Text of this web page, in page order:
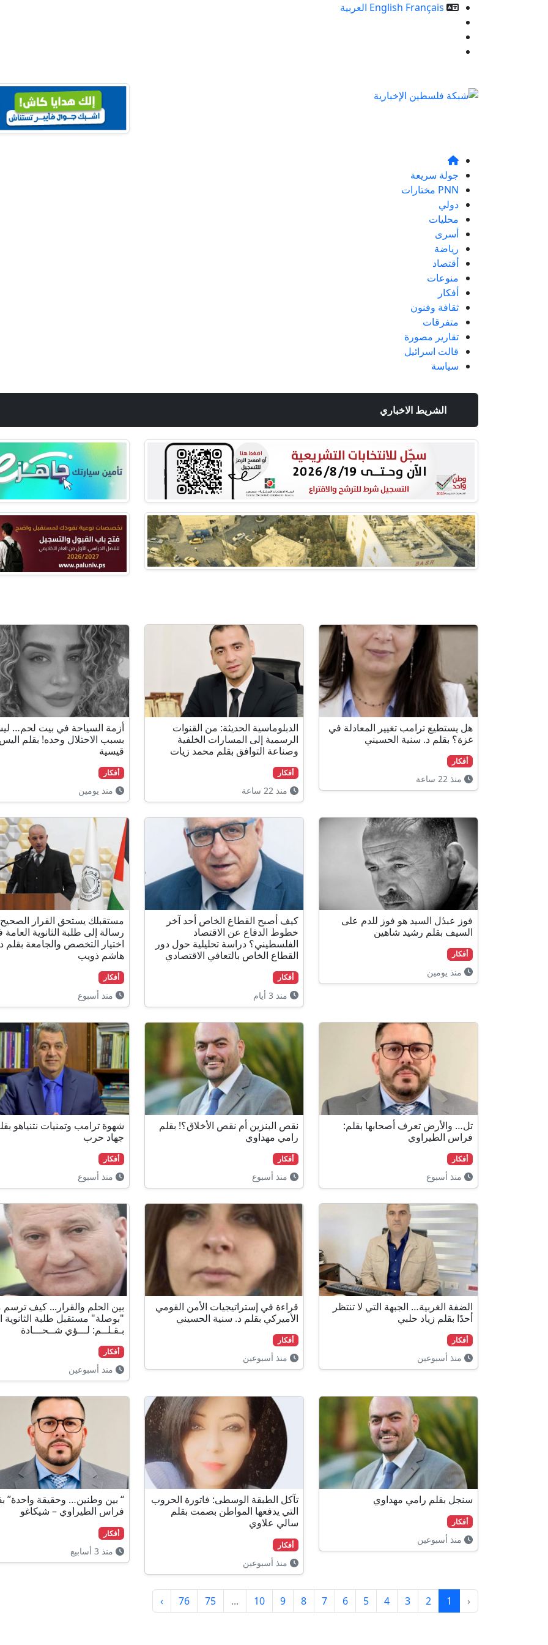
English Français
العربية
جولة سريعة
PNN مختارات
دولي
محليات
أسرى
رياضة
أقتصاد
منوعات
أفكار
ثقافة وفنون
متفرقات
تقارير مصورة
قالت اسرائيل
سياسة
الشريط الاخباري
هل يستطيع ترامب تغيير المعادلة في
غزة؟ بقلم د. سنية الحسيني
أفكار
منذ 22 ساعة
الدبلوماسية الحديثة: من القنوات
الرسمية إلى المسارات الخلفية
وصناعة التوافق بقلم محمد زيات
أفكار
منذ 22 ساعة
أزمة السياحة في بيت لحم…
بسبب الاحتلال وحده! بقلم
قيسية
أفكار
منذ يومين
فوز عبدٔل السيد هو فوز للدم على
السيف بقلم رشيد شاهين
أفكار
منذ يومين
كيف أصبح القطاع الخاص أحد آخر
خطوط الدفاع عن الاقتصاد
الفلسطيني؟ دراسة تحليلية حول دور
القطاع الخاص بالتعافي الاقتصادي
أفكار
منذ 3 أيام
مستقبلك يستحق القرار
رسالة إلى طلبة الثانوية
اختيار التخصص والجامعة بقلم
هاشم ذويب
أفكار
منذ أسبوع
تل… والأرض تعرف أصحابها بقلم:
فراس الطيراوي
أفكار
منذ أسبوع
نقص البنزين أم نقص الأخلاق؟! بقلم
رامي مهداوي
أفكار
منذ أسبوع
شهوة ترامب وتمنيات نتنياهو
جهاد حرب
أفكار
منذ أسبوع
الضفة الغربية… الجبهة التي لا تنتظر
أحدًا بقلم زياد حلبي
أفكار
منذ أسبوعين
قراءة في إستراتيجيات الأمن القومي
الأميركي بقلم د. سنية الحسيني
أفكار
منذ أسبوعين
بين الحلم والقرار... كيف
"بوصلة" مستقبل طلبة الثانوية
بـقـلــم: لـــؤي شــحـــادة
أفكار
منذ أسبوعين
سنجل بقلم رامي مهداوي
أفكار
منذ أسبوعين
تآكل الطبقة الوسطى: فاتورة الحروب
التي يدفعها المواطن بصمت بقلم
سالي علاوي
أفكار
منذ أسبوعين
“ بين وطنين… وحقيقة واحدة”
فراس الطيراوي – شيكاغو
أفكار
منذ 3 أسابيع
‹
1
2
3
4
5
6
7
8
9
10
...
75
76
›